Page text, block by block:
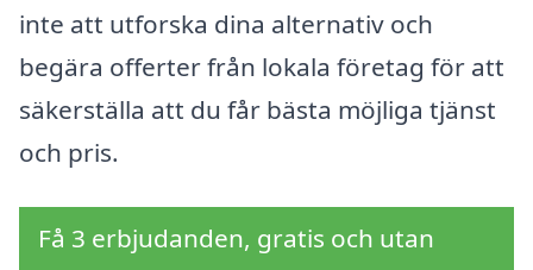
inte att utforska dina alternativ och
begära offerter från lokala företag för att
säkerställa att du får bästa möjliga tjänst
och pris.
Få 3 erbjudanden, gratis och utan